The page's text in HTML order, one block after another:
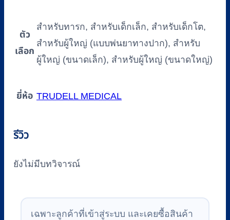
ตัว
เลือก
สำหรับทารก, สำหรับเด็กเล็ก, สำหรับเด็กโต,
สำหรับผู้ใหญ่ (แบบพ่นยาทางปาก), สำหรับ
ผู้ใหญ่ (ขนาดเล็ก), สำหรับผู้ใหญ่ (ขนาดใหญ่)
ยี่ห้อ TRUDELL MEDICAL
รีวิว
ยังไม่มีบทวิจารณ์
เฉพาะลูกค้าที่เข้าสู่ระบบ และเคยซื้อสินค้า